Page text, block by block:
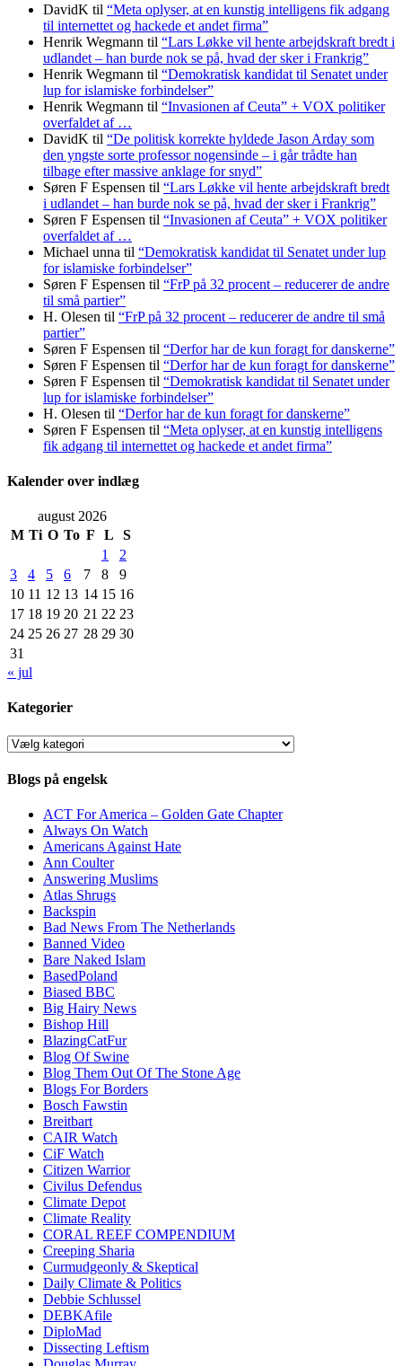
DavidK til “Meta oplyser, at en kunstig intelligens fik adgang
til internettet og hackede et andet firma”
Henrik Wegmann til “Lars Løkke vil hente arbejdskraft bredt i
udlandet – han burde nok se på, hvad der sker i Frankrig”
Henrik Wegmann til “Demokratisk kandidat til Senatet under
lup for islamiske forbindelser”
Henrik Wegmann til “Invasionen af Ceuta” + VOX politiker
overfaldet af …
DavidK til “De politisk korrekte hyldede Jason Arday som
den yngste sorte professor nogensinde – i går trådte han
tilbage efter massive anklage for snyd”
Søren F Espensen til “Lars Løkke vil hente arbejdskraft bredt
i udlandet – han burde nok se på, hvad der sker i Frankrig”
Søren F Espensen til “Invasionen af Ceuta” + VOX politiker
overfaldet af …
Michael unna til “Demokratisk kandidat til Senatet under lup
for islamiske forbindelser”
Søren F Espensen til “FrP på 32 procent – reducerer de andre
til små partier”
H. Olesen til “FrP på 32 procent – reducerer de andre til små
partier”
Søren F Espensen til “Derfor har de kun foragt for danskerne”
Søren F Espensen til “Derfor har de kun foragt for danskerne”
Søren F Espensen til “Demokratisk kandidat til Senatet under
lup for islamiske forbindelser”
H. Olesen til “Derfor har de kun foragt for danskerne”
Søren F Espensen til “Meta oplyser, at en kunstig intelligens
fik adgang til internettet og hackede et andet firma”
Kalender over indlæg
august 2026
M Ti O To F L
S
1
2
3
4 5 6 7 8
9
10 11 12 13 14 15 16
17 18 19 20 21 22 23
24 25 26 27 28 29 30
31
« jul
Kategorier
Kategorier
Blogs på engelsk
ACT For America – Golden Gate Chapter
Always On Watch
Americans Against Hate
Ann Coulter
Answering Muslims
Atlas Shrugs
Backspin
Bad News From The Netherlands
Banned Video
Bare Naked Islam
BasedPoland
Biased BBC
Big Hairy News
Bishop Hill
BlazingCatFur
Blog Of Swine
Blog Them Out Of The Stone Age
Blogs For Borders
Bosch Fawstin
Breitbart
CAIR Watch
CiF Watch
Citizen Warrior
Civilus Defendus
Climate Depot
Climate Reality
CORAL REEF COMPENDIUM
Creeping Sharia
Curmudgeonly & Skeptical
Daily Climate & Politics
Debbie Schlussel
DEBKAfile
DiploMad
Dissecting Leftism